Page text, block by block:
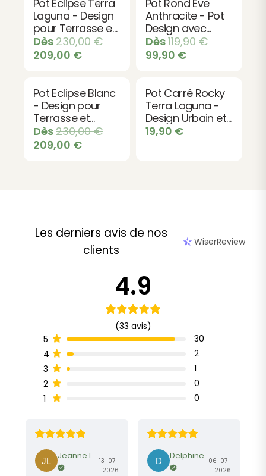
Pot Eclipse Terra
Laguna - Design
pour Terrasse et
Jardin
Dès230,00€
209,00 €
Pot Rond Eve
Anthracite - Pot
Design avec
Réserve d'Eau
Dès119,90€
99,90 €
Pot Eclipse Blanc
- Design pour
Terrasse et
Jardin
Dès230,00€
209,00 €
Pot Carré Rocky
Terra Laguna -
Design Urbain et
Naturel
19,90 €
Les derniers avis de nos
clients
WiserReview
4.9
(33 avis)
5
30
4
2
3
1
2
0
1
0
Jeanne L.
13-07-
2026
Delphine 06-07-
2026